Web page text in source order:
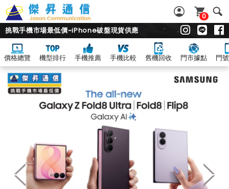
0
挑戰手機市場最低價~iPhone破盤現貨供應
價格總覽 機型排行 手機推薦 手機比較 舊機回收 門市據點 門